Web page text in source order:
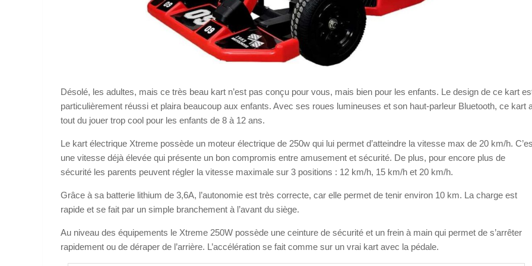
Désolé, les adultes, mais ce très beau kart n’est pas conçu pour vous, mais bien pour les enfants. Le design de ce kart
particulièrement réussi et plaira beaucoup aux enfants. Avec ses roues lumineuses et son haut-parleur Bluetooth, ce kart
tout du jouer trop cool pour les enfants de 8 à 12 ans.
Le kart électrique Xtreme possède un moteur électrique de 250w qui lui permet d’atteindre la vitesse max de 20 km/h.
une vitesse déjà élevée qui présente un bon compromis entre amusement et sécurité. De plus, pour encore plus de
sécurité les parents peuvent régler la vitesse maximale sur 3 positions : 12 km/h, 15 km/h et 20 km/h.
Grâce à sa batterie lithium de 3,6A, l’autonomie est très correcte, car elle permet de tenir environ 10 km. La charge est
rapide et se fait par un simple branchement à l’avant du siège.
Au niveau des équipements le Xtreme 250W possède une ceinture de sécurité et un frein à main qui permet de s’arrêter
rapidement ou de déraper de l’arrière. L’accélération se fait comme sur un vrai kart avec la pédale.